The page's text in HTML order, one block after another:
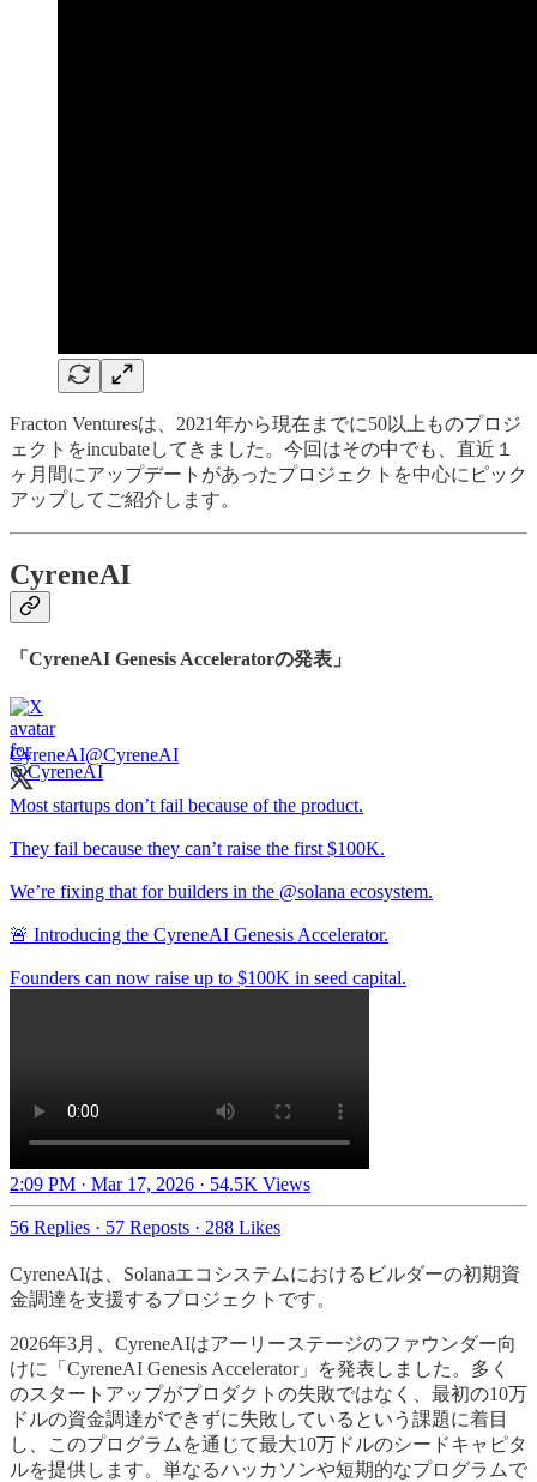
Fracton Venturesは、2021年から現在までに50以上ものプロジ
ェクトをincubateしてきました。今回はその中でも、直近１
ヶ月間にアップデートがあったプロジェクトを中心にピック
アップしてご紹介します。
CyreneAI
「CyreneAI Genesis Acceleratorの発表」
CyreneAI@CyreneAI
Most startups don’t fail because of the product.
They fail because they can’t raise the first $100K.
We’re fixing that for builders in the @solana ecosystem.
🚨 Introducing the CyreneAI Genesis Accelerator.
Founders can now raise up to $100K in seed capital.
2:09 PM · Mar 17, 2026 · 54.5K Views
56 Replies · 57 Reposts · 288 Likes
CyreneAIは、Solanaエコシステムにおけるビルダーの初期資
金調達を支援するプロジェクトです。
2026年3月、CyreneAIはアーリーステージのファウンダー向
けに「CyreneAI Genesis Accelerator」を発表しました。多く
のスタートアップがプロダクトの失敗ではなく、最初の10万
ドルの資金調達ができずに失敗しているという課題に着目
し、このプログラムを通じて最大10万ドルのシードキャピタ
ルを提供します。単なるハッカソンや短期的なプログラムで